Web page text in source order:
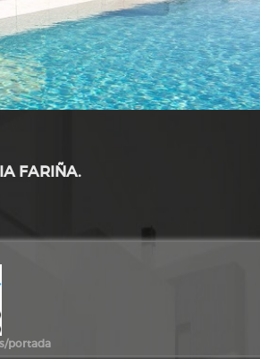
FARIÑA.
portada